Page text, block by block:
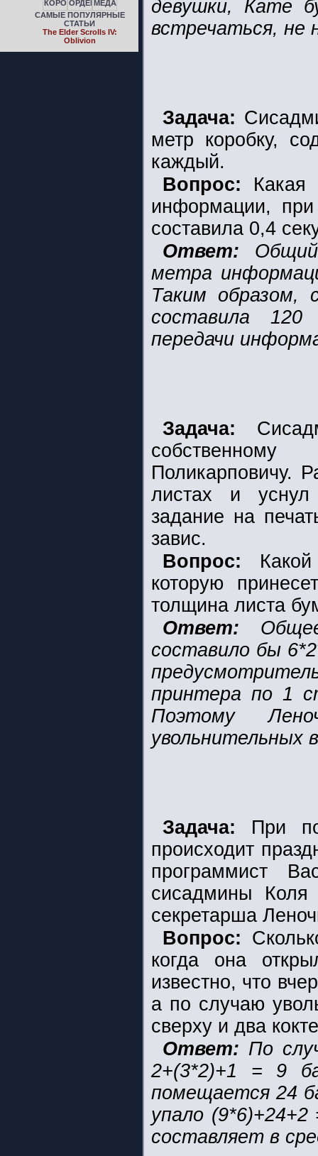
САМЫЕ ПОПУЛЯРНЫЕ
СТАТЬИ
The Elder Scrolls IV:
Oblivion
девушки, Кате
встречаться, не
Задача:
метр коробку,
каждый.
Вопрос: Какая
информации, при
составила 0,4
Ответ:
метра
Таким образом,
составила 120
передачи
Задача:
Поликарповичу.
листах и уснул
задание на
завис.
Вопрос: Какой
которую
толщина листа
Ответ: Общее
составило бы
принтера по 1
Поэтому
увольнительных
Задача: При
происходит
программист
сисадмины
секретарша
Вопрос:
когда она
известно, что
а по случаю
сверху и два
Ответ: По
2+(3*2)+1 = 9
помещается 24
упало
составляет в